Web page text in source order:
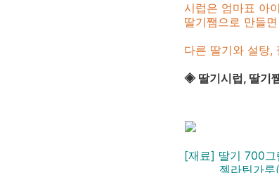
시럽은 엄마표 아
딸기쨈으로 만들
다른 딸기와 설탕,
◈ 딸기시럽, 딸기
[재료] 딸기 700
젤라틴가루(